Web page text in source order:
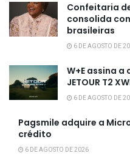
Confeitaria
consolida
brasileiras
6 DE AGOSTO DE
W+E assina
JETOUR T2
6 DE AGOSTO DE
Pagsmile adquire a
crédito
6 DE AGOSTO DE 2026